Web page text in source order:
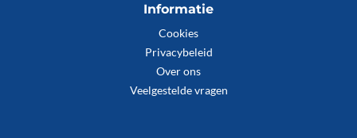
Informatie
Cookies
Privacybeleid
Over ons
Veelgestelde vragen